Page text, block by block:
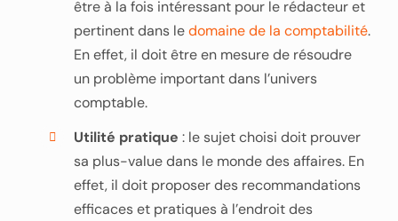
être à la fois intéressant pour le rédacteur et
pertinent dans ledomaine de la comptabilité.
En effet, il doit être en mesure de résoudre
un problème important dans l’univers
comptable.
Utilité pratique : le sujet choisi doit prouver
sa plus-value dans le monde des affaires. En
effet, il doit proposer des recommandations
efficaces et pratiques à l’endroit des